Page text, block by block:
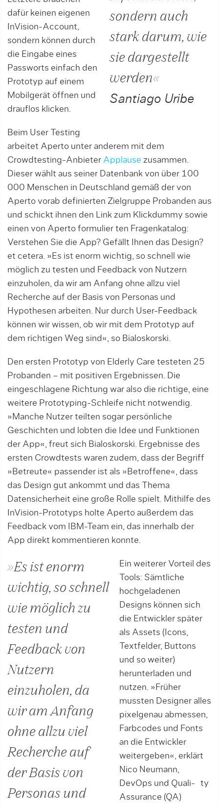
sondern auch
stark darum, wie
sie dargestellt
werden«
Santiago Uribe
dafür keinen eigenen
InVision-Account,
sondern können durch
die Eingabe eines
Passworts einfach den
Prototyp auf einem
Mobilgerät öffnen und
drauflos klicken.
Beim User Testing
arbeitet Aperto unter anderem mit dem
Crowdtesting-Anbieter Applause zusammen.
Dieser wählt aus seiner Datenbank von über 100
000 Menschen in Deutschland gemäß der von
Aperto vorab definierten Zielgruppe Probanden aus
und schickt ihnen den Link zum Klickdummy sowie
einen von Aperto formulier ten Fragenkatalog:
Verstehen Sie die App? Gefällt Ihnen das Design?
et cetera. »Es ist enorm wichtig, so schnell wie
möglich zu testen und Feedback von Nutzern
einzuholen, da wir am Anfang ohne allzu viel
Recherche auf der Basis von Personas und
Hypothesen arbeiten. Nur durch User-Feedback
können wir wissen, ob wir mit dem Prototyp auf
dem richtigen Weg sind«, so Bialoskorski.
Den ersten Prototyp von Elderly Care testeten 25
Probanden – mit positiven Ergebnissen. Die
eingeschlagene Richtung war also die richtige, eine
weitere Prototyping-Schleife nicht notwendig.
»Manche Nutzer teilten sogar persönliche
Geschichten und lobten die Idee und Funktionen
der App«, freut sich Bialoskorski. Ergebnisse des
ersten Crowdtests waren zudem, dass der Begriff
»Betreute« passender ist als »Betroffene«, dass
das Design gut ankommt und das Thema
Datensicherheit eine große Rolle spielt. Mithilfe des
InVision-Prototyps holte Aperto außerdem das
Feedback vom IBM-Team ein, das innerhalb der
App direkt kommentieren konnte.
»Es ist enorm
wichtig, so schnell
wie möglich zu
testen und
Feedback von
Nutzern
einzuholen, da
wir am Anfang
ohne allzu viel
Recherche auf
der Basis von
Personas und
Ein weiterer Vorteil des
Tools: Sämtliche
hochgeladenen
Designs können sich
die Entwickler später
als Assets (Icons,
Textfelder, Buttons
und so weiter)
herunterladen und
nutzen. »Früher
mussten Designer alles
pixelgenau abmessen,
Farbcodes und Fonts
an die Entwickler
weitergeben«, erklärt
Nico Neumann,
DevOps und Quali- ty
Assurance (QA)